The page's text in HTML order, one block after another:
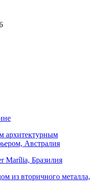
архитектурным
Австралия
Marília, Бразилия
из вторичного металла,